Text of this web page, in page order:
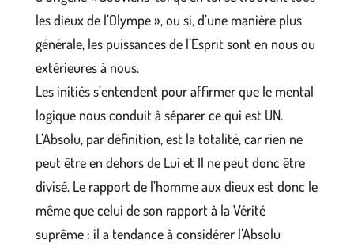
les dieux de l’Olympe », ou si, d’une manière plus
générale, les puissances de l’Esprit sont en nous ou
extérieures à nous.
Les initiés s’entendent pour affirmer que le mental
logique nous conduit à séparer ce qui est UN.
L’Absolu, par définition, est la totalité, car rien ne
peut être en dehors de Lui et Il ne peut donc être
divisé. Le rapport de l’homme aux dieux est donc le
même que celui de son rapport à la Vérité
suprême : il a tendance à considérer l’Absolu